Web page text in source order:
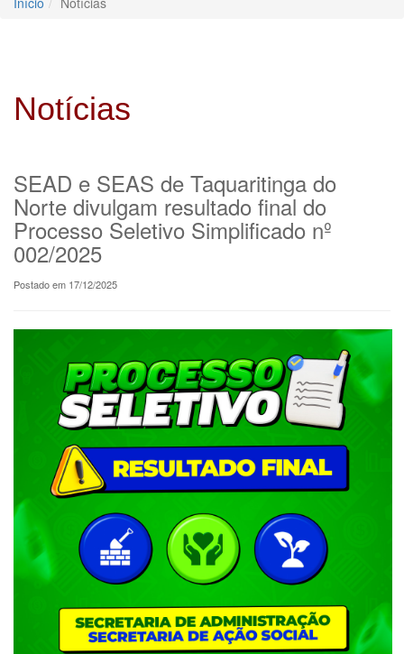
Notícias
SEAD e SEAS de Taquaritinga do
Norte divulgam resultado final do
Processo Seletivo Simplificado nº
002/2025
Postado em 17/12/2025